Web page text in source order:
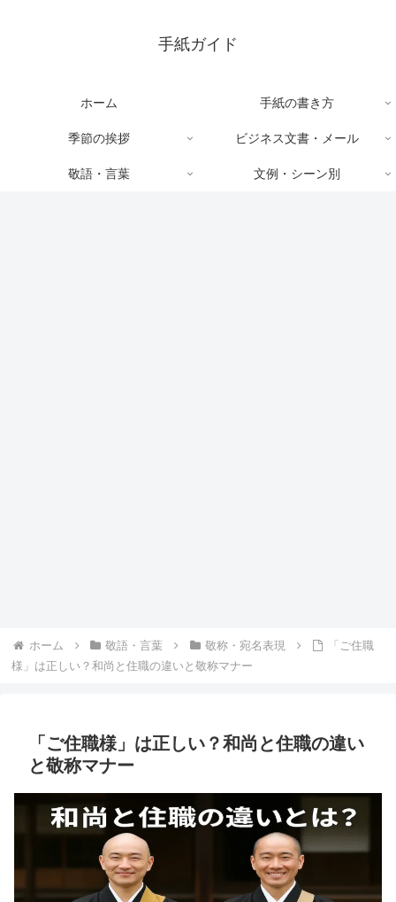
手紙ガイド
ホーム 手紙の書き方
季節の挨拶 ビジネス文書・メール
敬語・言葉 文例・シーン別
ホーム 敬語・言葉 敬称・宛名表現
「ご住職
様」は正しい？和尚と住職の違いと敬称マナー
「ご住職様」は正しい？和尚と住職の違い
と敬称マナー